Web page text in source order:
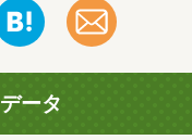
ータ